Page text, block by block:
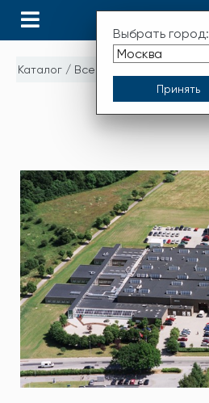
Выбрать город:
Каталог / Все бренды
ДЕВИ